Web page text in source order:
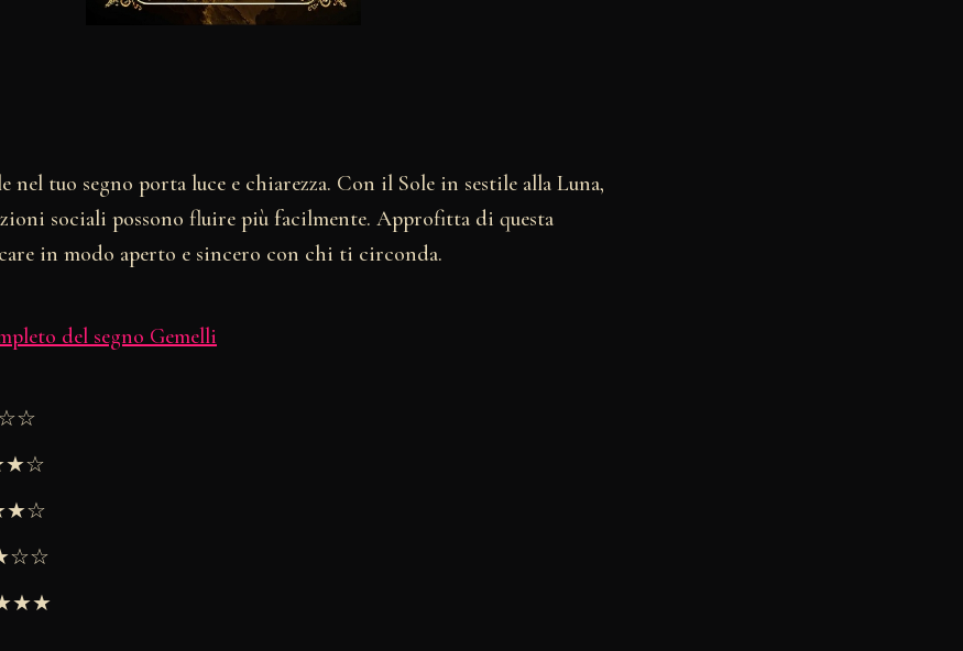
nel tuo segno porta luce e chiarezza. Con il Sole in sestile alla Luna,
sociali possono fluire più facilmente. Approfitta di questa
in modo aperto e sincero con chi ti circonda.
del segno Gemelli